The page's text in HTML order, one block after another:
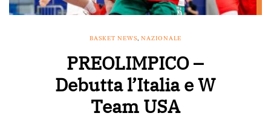
BASKET NEWS, NAZIONALE
PREOLIMPICO –
Debutta l’Italia e W
Team USA